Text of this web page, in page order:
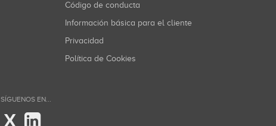
Código de conducta
Información básica para el cliente
Privacidad
Política de Cookies
SÍGUENOS EN...
X